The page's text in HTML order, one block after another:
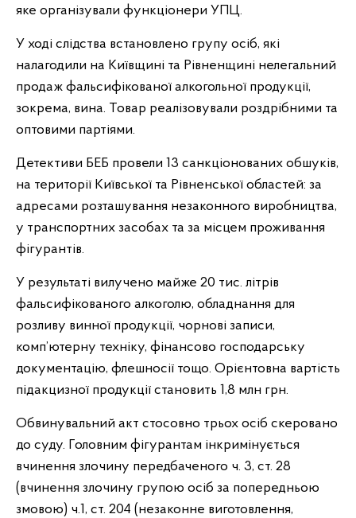
яке організували функціонери УПЦ.
У ході слідства встановлено групу осіб, які
налагодили на Київщині та Рівненщині нелегальний
продаж фальсифікованої алкогольної продукції,
зокрема, вина. Товар реалізовували роздрібними та
оптовими партіями.
Детективи БЕБ провели 13 санкціонованих обшуків,
на території Київської та Рівненської областей: за
адресами розташування незаконного виробництва,
у транспортних засобах та за місцем проживання
фігурантів.
У результаті вилучено майже 20 тис. літрів
фальсифікованого алкоголю, обладнання для
розливу винної продукції, чорнові записи,
комп’ютерну техніку, фінансово господарську
документацію, флешносії тощо. Орієнтовна вартість
підакцизної продукції становить 1,8 млн грн.
Обвинувальний акт стосовно трьох осіб скеровано
до суду. Головним фігурантам інкримінується
вчинення злочину передбаченого ч. 3, ст. 28
(вчинення злочину групою осіб за попередньою
змовою) ч.1, ст. 204 (незаконне виготовлення,